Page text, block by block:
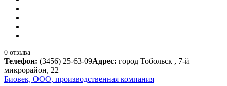
0 отзыва
Телефон: (3456) 25-63-09Адрес: город Тобольск , 7-й
микрорайон, 22
Биовек, ООО, производственная компания